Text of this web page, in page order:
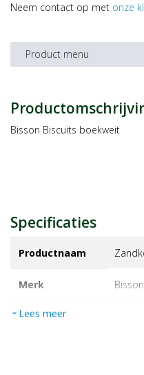
Neem contact op met onze
Product menu
Bisson Biscuits boekweit
Specificaties
Productnaam
Merk bisson
EAN
expand_more Lees meer